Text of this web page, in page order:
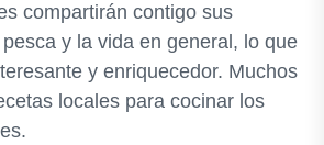
compartirán contigo sus
y la vida en general, lo que
y enriquecedor. Muchos
locales para cocinar los